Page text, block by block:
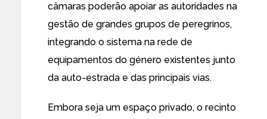
câmaras poderão apoiar as autoridades na
gestão de grandes grupos de peregrinos,
integrando o sistema na rede de
equipamentos do género existentes junto
da auto-estrada e das principais vias.
Embora seja um espaço privado, o recinto